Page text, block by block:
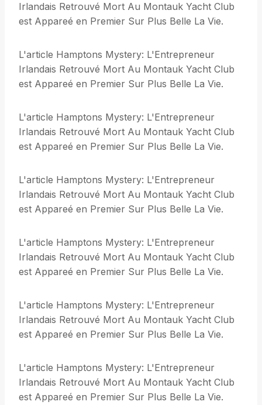
Irlandais Retrouvé Mort Au Montauk Yacht Club
est Appareé en Premier Sur Plus Belle La Vie.
L'article Hamptons Mystery: L'Entrepreneur
Irlandais Retrouvé Mort Au Montauk Yacht Club
est Appareé en Premier Sur Plus Belle La Vie.
L'article Hamptons Mystery: L'Entrepreneur
Irlandais Retrouvé Mort Au Montauk Yacht Club
est Appareé en Premier Sur Plus Belle La Vie.
L'article Hamptons Mystery: L'Entrepreneur
Irlandais Retrouvé Mort Au Montauk Yacht Club
est Appareé en Premier Sur Plus Belle La Vie.
L'article Hamptons Mystery: L'Entrepreneur
Irlandais Retrouvé Mort Au Montauk Yacht Club
est Appareé en Premier Sur Plus Belle La Vie.
L'article Hamptons Mystery: L'Entrepreneur
Irlandais Retrouvé Mort Au Montauk Yacht Club
est Appareé en Premier Sur Plus Belle La Vie.
L'article Hamptons Mystery: L'Entrepreneur
Irlandais Retrouvé Mort Au Montauk Yacht Club
est Appareé en Premier Sur Plus Belle La Vie.